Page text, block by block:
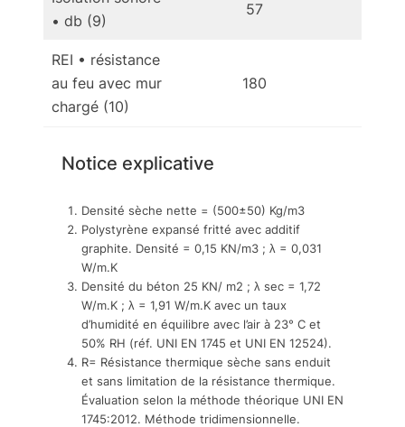
• db (9)
57
REI • résistance
au feu avec mur
chargé (10)
180
Notice explicative
Densité sèche nette = (500±50) Kg/m3
Polystyrène expansé fritté avec additif
graphite. Densité = 0,15 KN/m3 ; λ = 0,031
W/m.K
Densité du béton 25 KN/ m2 ; λ sec = 1,72
W/m.K ; λ = 1,91 W/m.K avec un taux
d’humidité en équilibre avec l’air à 23° C et
50% RH (réf. UNI EN 1745 et UNI EN 12524).
R= Résistance thermique sèche sans enduit
et sans limitation de la résistance thermique.
Évaluation selon la méthode théorique UNI EN
1745:2012. Méthode tridimensionnelle.